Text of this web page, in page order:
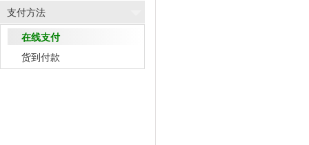
支付方法
在线支付
货到付款